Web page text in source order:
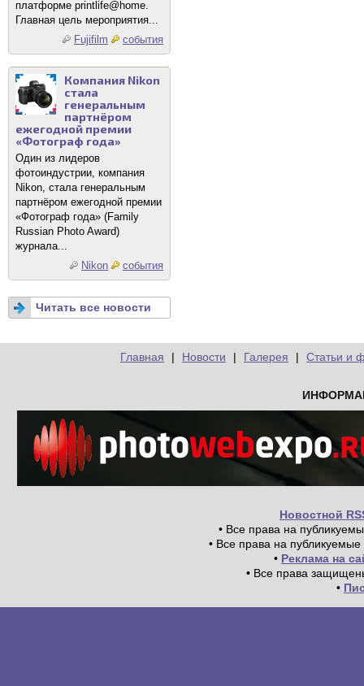
платформе printlife@home.
Главная цель мероприятия...
Fujifilm
события
Компания Nikon
стала
генеральным
партнёром
ежегодной премии
«Фотограф года»
Один из лидеров
фотоиндустрии, компания
Nikon, стала генеральным
партнёром ежегодной премии
«Фотограф года» (Family
Russian Photo Award)
журнала...
Nikon
события
Читать все новости
Главная | Новости | Галерея | Статьи и
Новостной
• Все права на
• Все права на
• Реклама на
• Все права
•